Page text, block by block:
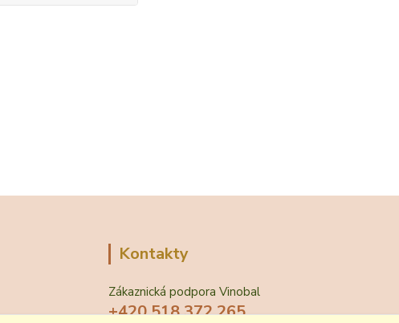
Kontakty
Zákaznická podpora Vinobal
+420 518 372 265